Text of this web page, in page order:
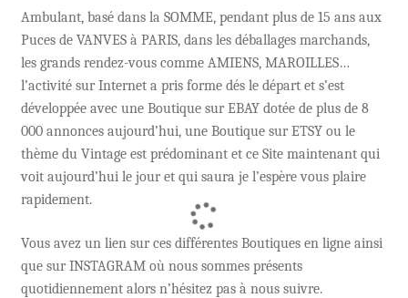
Ambulant, basé dans la SOMME, pendant plus de 15 ans aux
Puces de VANVES à PARIS, dans les déballages marchands,
les grands rendez-vous comme AMIENS, MAROILLES…
l’activité sur Internet a pris forme dés le départ et s’est
développée avec une Boutique sur EBAY dotée de plus de 8
000 annonces aujourd’hui, une Boutique sur ETSY ou le
thème du Vintage est prédominant et ce Site maintenant qui
voit aujourd’hui le jour et qui saura je l’espère vous plaire
rapidement.
Vous avez un lien sur ces différentes Boutiques en ligne ainsi
que sur INSTAGRAM où nous sommes présents
quotidiennement alors n’hésitez pas à nous suivre.